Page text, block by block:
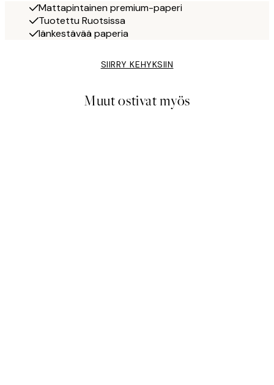
Mattapintainen premium-paperi
Tuotettu Ruotsissa
Iänkestävää paperia
SIIRRY KEHYKSIIN
Muut ostivat myös